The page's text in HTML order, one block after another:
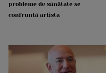
probleme de sănătate se
confruntă artista